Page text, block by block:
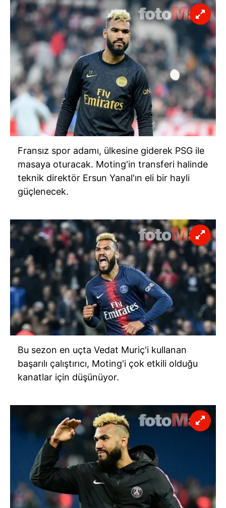
Fransız spor adamı, ülkesine giderek PSG ile
masaya oturacak. Moting'in transferi halinde
teknik direktör Ersun Yanal'ın eli bir hayli
güçlenecek.
Bu sezon en uçta Vedat Muriç'i kullanan
başarılı çalıştırıcı, Moting'i çok etkili olduğu
kanatlar için düşünüyor.